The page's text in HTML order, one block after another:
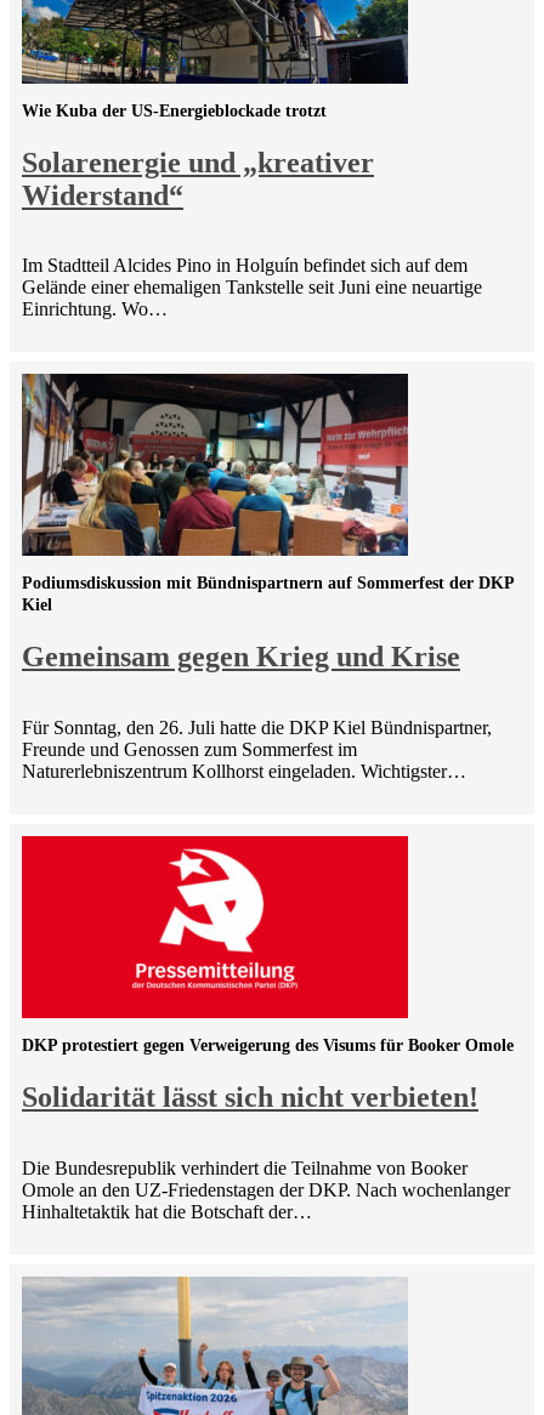
Solarenergie und „kreativer
Widerstand“
Wie Kuba der US-Energieblockade trotzt
Im Stadtteil Alcides Pino in Holguín befindet sich auf dem
Gelände einer ehemaligen Tankstelle seit Juni eine neuartige
Einrichtung. Wo…
Gemeinsam gegen Krieg und Krise
Podiumsdiskussion mit Bündnispartnern auf Sommerfest der DKP
Kiel
Für Sonntag, den 26. Juli hatte die DKP Kiel Bündnispartner,
Freunde und Genossen zum Sommerfest im
Naturerlebniszentrum Kollhorst eingeladen. Wichtigster…
Solidarität lässt sich nicht verbieten!
DKP protestiert gegen Verweigerung des Visums für Booker Omole
Die Bundesrepublik verhindert die Teilnahme von Booker
Omole an den UZ-Friedenstagen der DKP. Nach wochenlanger
Hinhaltetaktik hat die Botschaft der…